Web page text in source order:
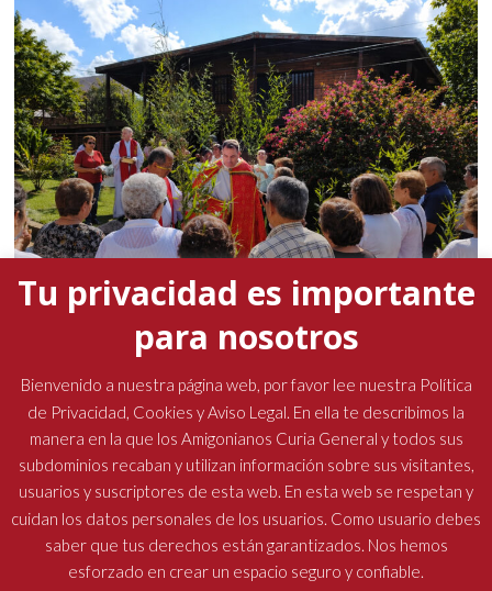
La presencia del padre general marcó la Semana
Santa en las comunidades amigonianas
19 abril, 2026 No hay comentarios
Tu privacidad es importante
para nosotros
Bienvenido a nuestra página web, por favor lee nuestra Política
de Privacidad, Cookies y Aviso Legal. En ella te describimos la
manera en la que los Amigonianos Curia General y todos sus
subdominios recaban y utilizan información sobre sus visitantes,
usuarios y suscriptores de esta web. En esta web se respetan y
cuidan los datos personales de los usuarios. Como usuario debes
saber que tus derechos están garantizados. Nos hemos
esforzado en crear un espacio seguro y confiable.